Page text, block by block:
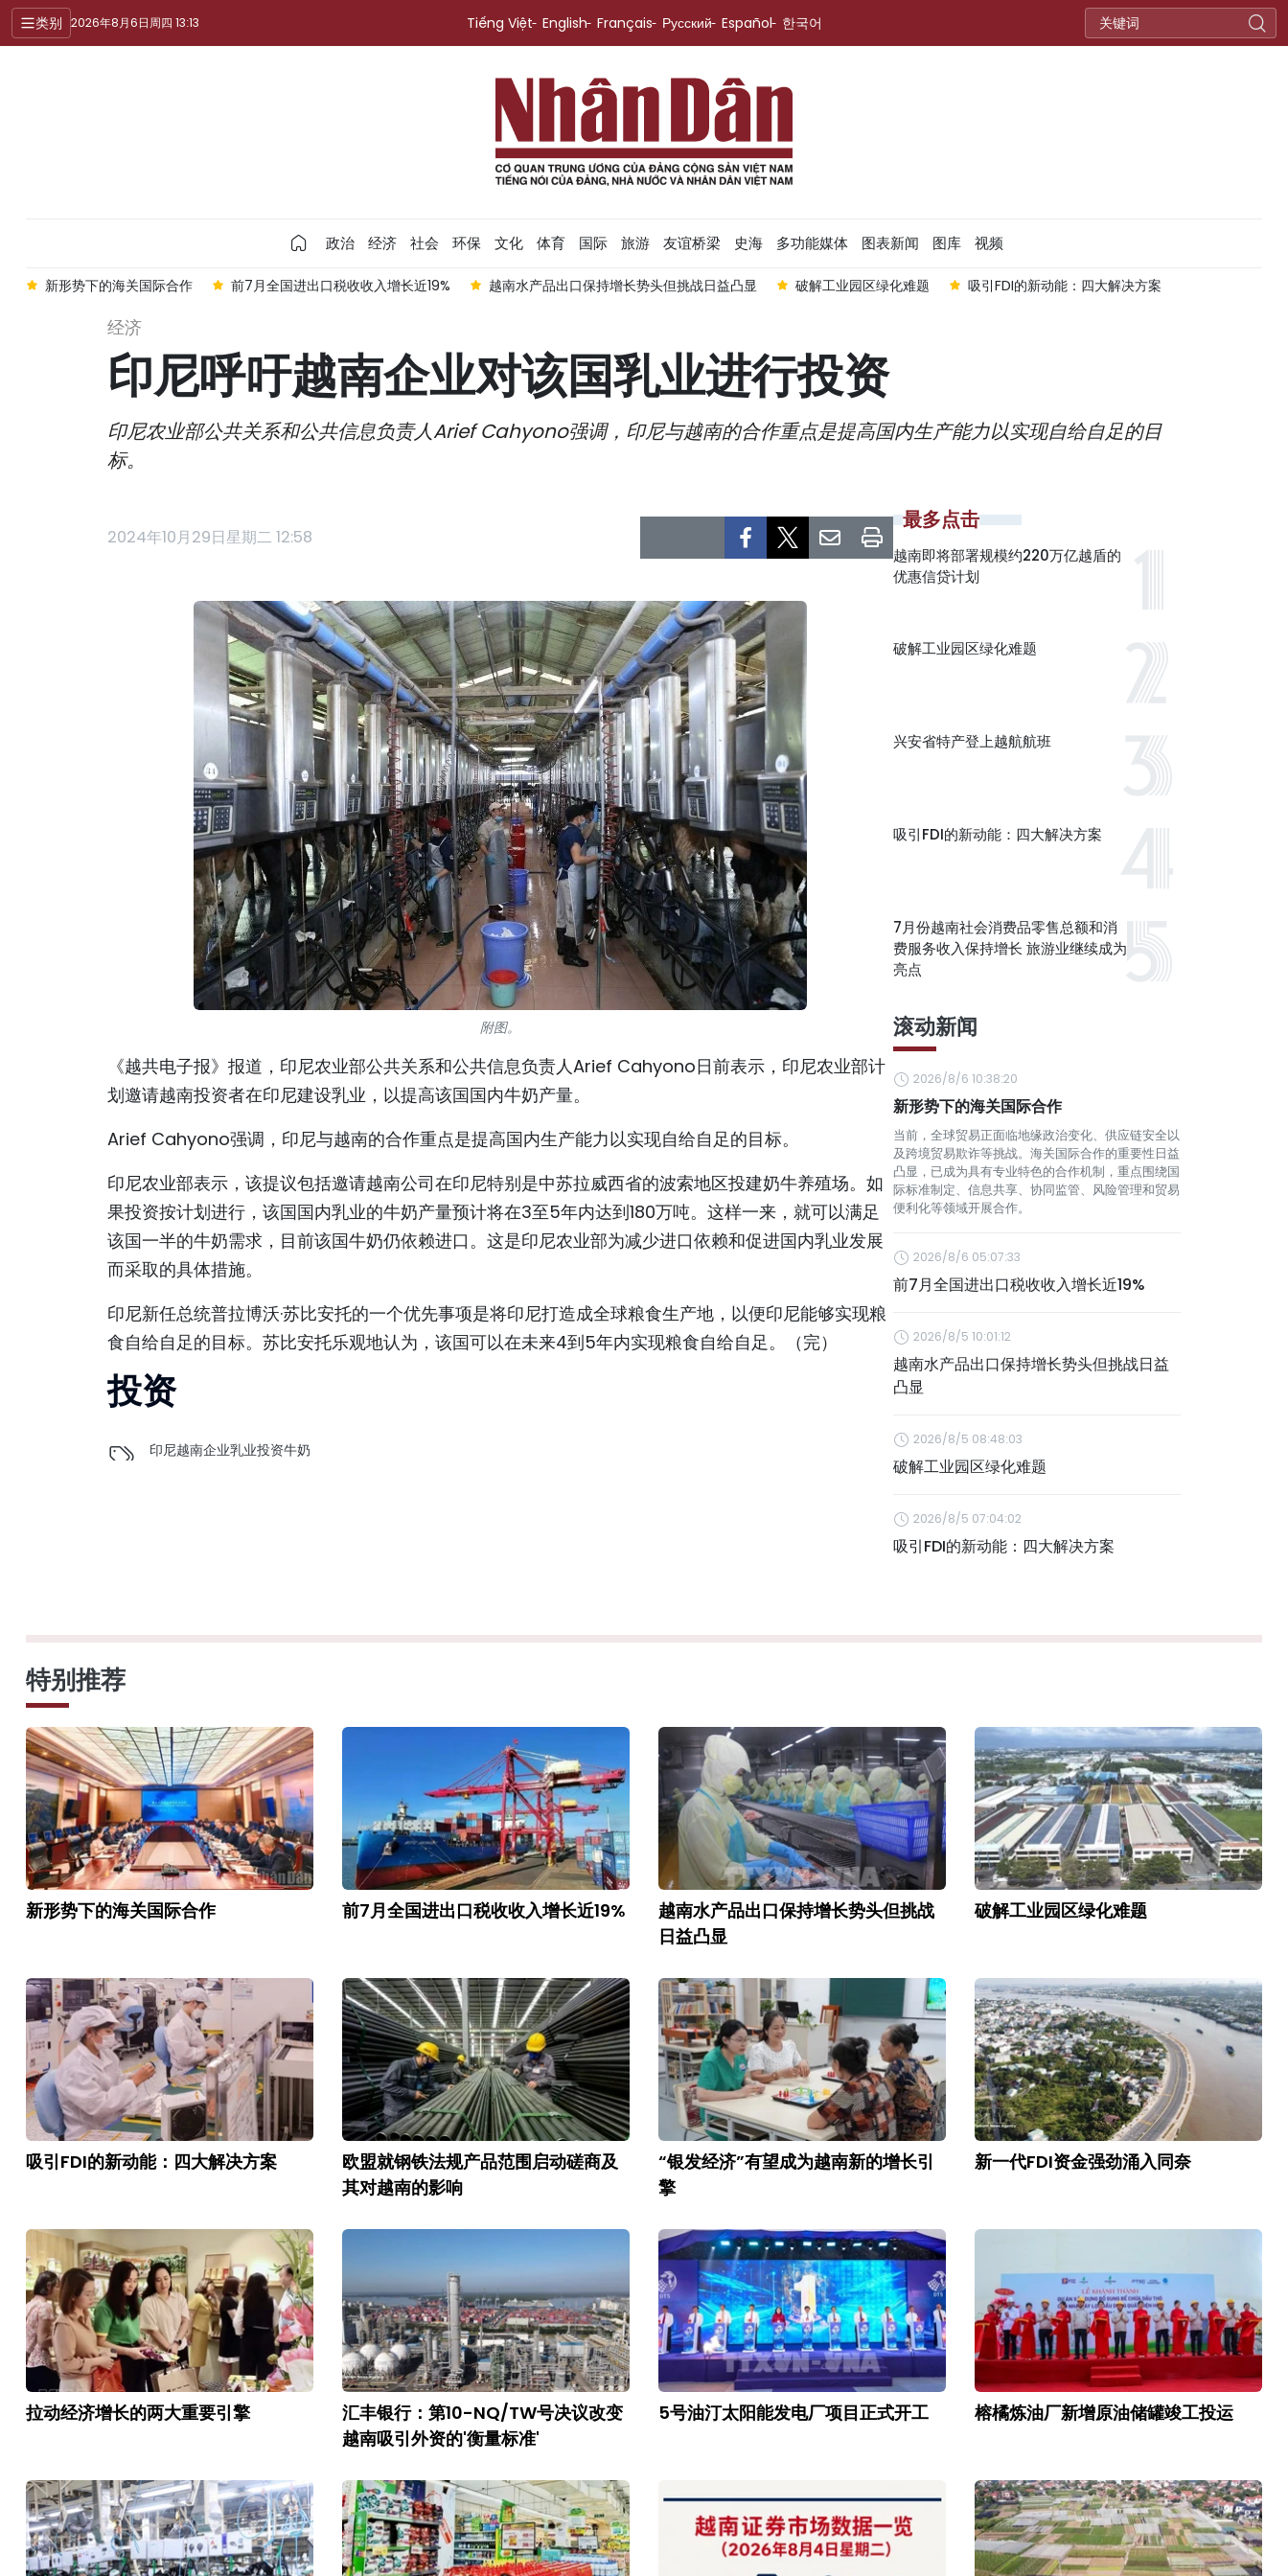
类别 2026年8月6日周四 13:13 Tiếng Việt English Français Русский Español 한국어
政治 经济 社会 环保 文化 体育 国际 旅游 友谊桥梁 史海 多功能媒体 图表新闻 图库 视频
新形势下的海关国际合作 前7月全国进出口税收收入增长近19% 越南水产品出口保持增长势头但挑战日益凸显 破解工业园区绿化难题 吸引FDI的新动能：四大解决方案
经济
印尼呼吁越南企业对该国乳业进行投资
印尼农业部公共关系和公共信息负责人Arief Cahyono强调，印尼与越南的合作重点是提高国内生产能力以实现自给自足的目
标。
2024年10月29日星期二 12:58
附图。
《越共电子报》报道，印尼农业部公共关系和公共信息负责人Arief Cahyono日前表示，印尼农业部计
划邀请越南投资者在印尼建设乳业，以提高该国国内牛奶产量。
Arief Cahyono强调，印尼与越南的合作重点是提高国内生产能力以实现自给自足的目标。
印尼农业部表示，该提议包括邀请越南公司在印尼特别是中苏拉威西省的波索地区投建奶牛养殖场。如
果投资按计划进行，该国国内乳业的牛奶产量预计将在3至5年内达到180万吨。这样一来，就可以满足
该国一半的牛奶需求，目前该国牛奶仍依赖进口。这是印尼农业部为减少进口依赖和促进国内乳业发展
而采取的具体措施。
印尼新任总统普拉博沃·苏比安托的一个优先事项是将印尼打造成全球粮食生产地，以便印尼能够实现粮
食自给自足的目标。苏比安托乐观地认为，该国可以在未来4到5年内实现粮食自给自足。（完）
投资
印尼越南企业乳业投资牛奶
最多点击
越南即将部署规模约220万亿越盾的
优惠信贷计划
破解工业园区绿化难题
兴安省特产登上越航航班
吸引FDI的新动能：四大解决方案
7月份越南社会消费品零售总额和消
费服务收入保持增长 旅游业继续成为
亮点
滚动新闻
2026/8/6 10:38:20
新形势下的海关国际合作
当前，全球贸易正面临地缘政治变化、供应链安全以
及跨境贸易欺诈等挑战。海关国际合作的重要性日益
凸显，已成为具有专业特色的合作机制，重点围绕国
际标准制定、信息共享、协同监管、风险管理和贸易
便利化等领域开展合作。
2026/8/6 05:07:33
前7月全国进出口税收收入增长近19%
2026/8/5 10:01:12
越南水产品出口保持增长势头但挑战日益
凸显
2026/8/5 08:48:03
破解工业园区绿化难题
2026/8/5 07:04:02
吸引FDI的新动能：四大解决方案
特别推荐
新形势下的海关国际合作 前7月全国进出口税收收入增长近19%
越南水产品出口保持增长势头但挑战
日益凸显
破解工业园区绿化难题
吸引FDI的新动能：四大解决方案
欧盟就钢铁法规产品范围启动磋商及
其对越南的影响
“银发经济”有望成为越南新的增长引
擎
新一代FDI资金强劲涌入同奈
拉动经济增长的两大重要引擎
汇丰银行：第10-NQ/TW号决议改变
越南吸引外资的'衡量标准'
5号油汀太阳能发电厂项目正式开工 榕橘炼油厂新增原油储罐竣工投运